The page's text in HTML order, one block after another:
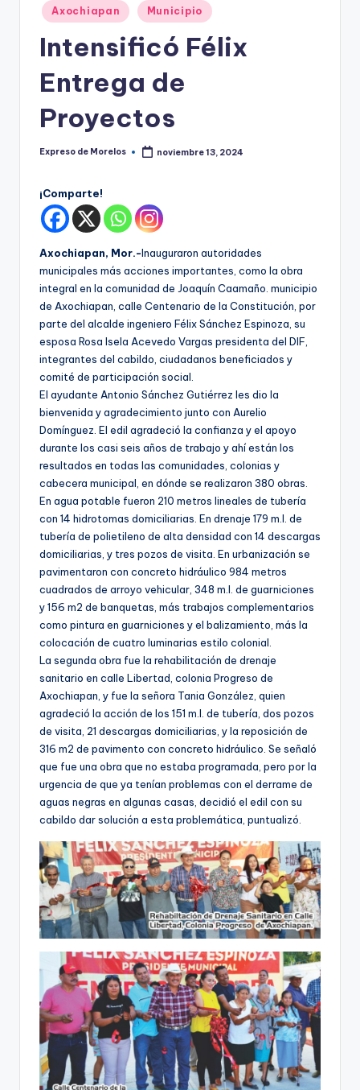
el
Publicado
en
Axochiapan Municipio
Intensificó Félix
Entrega de
Proyectos
Publicado
Expreso de Morelos noviembre 13, 2024
¡Comparte!
Axochiapan, Mor.-Inauguraron autoridades
municipales más acciones importantes, como la obra
integral en la comunidad de Joaquín Caamaño. municipio
de Axochiapan, calle Centenario de la Constitución, por
parte del alcalde ingeniero Félix Sánchez Espinoza, su
esposa Rosa Isela Acevedo Vargas presidenta del DIF,
integrantes del cabildo, ciudadanos beneficiados y
comité de participación social.
El ayudante Antonio Sánchez Gutiérrez les dio la
bienvenida y agradecimiento junto con Aurelio
Domínguez. El edil agradeció la confianza y el apoyo
durante los casi seis años de trabajo y ahí están los
resultados en todas las comunidades, colonias y
cabecera municipal, en dónde se realizaron 380 obras.
En agua potable fueron 210 metros lineales de tubería
con 14 hidrotomas domiciliarias. En drenaje 179 m.l. de
tubería de polietileno de alta densidad con 14 descargas
domiciliarias, y tres pozos de visita. En urbanización se
pavimentaron con concreto hidráulico 984 metros
cuadrados de arroyo vehicular, 348 m.l. de guarniciones
y 156 m2 de banquetas, más trabajos complementarios
como pintura en guarniciones y el balizamiento, más la
colocación de cuatro luminarias estilo colonial.
La segunda obra fue la rehabilitación de drenaje
sanitario en calle Libertad, colonia Progreso de
Axochiapan, y fue la señora Tania González, quien
agradeció la acción de los 151 m.l. de tubería, dos pozos
de visita, 21 descargas domiciliarias, y la reposición de
316 m2 de pavimento con concreto hidráulico. Se señaló
que fue una obra que no estaba programada, pero por la
urgencia de que ya tenían problemas con el derrame de
aguas negras en algunas casas, decidió el edil con su
cabildo dar solución a esta problemática, puntualizó.